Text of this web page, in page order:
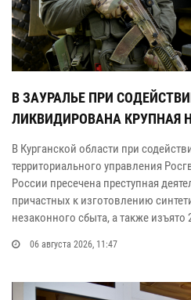
В ЗАУРАЛЬЕ ПРИ
ЛИКВИДИРОВАНА КРУПНАЯ
В Курганской области при
территориального управления
России пресечена преступная
причастных к изготовлению
незаконного сбыта, а также
06 августа 2026, 11:47